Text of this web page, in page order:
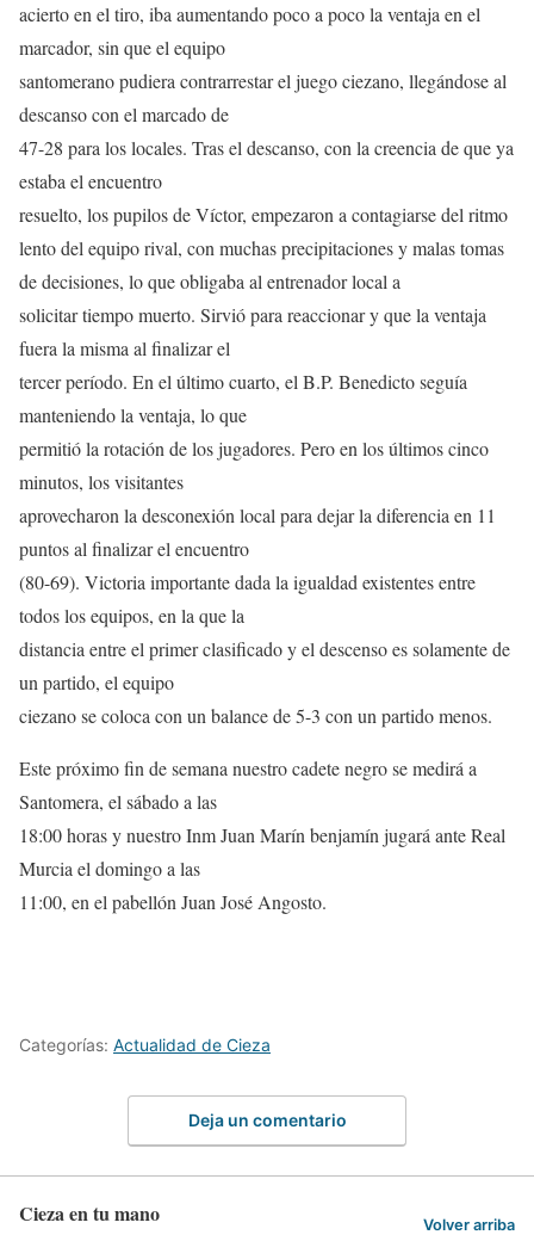
acierto en el tiro, iba aumentando poco a poco la ventaja en el
marcador, sin que el equipo
santomerano pudiera contrarrestar el juego ciezano, llegándose al
descanso con el marcado de
47-28 para los locales. Tras el descanso, con la creencia de que ya
estaba el encuentro
resuelto, los pupilos de Víctor, empezaron a contagiarse del ritmo
lento del equipo rival, con muchas precipitaciones y malas tomas
de decisiones, lo que obligaba al entrenador local a
solicitar tiempo muerto. Sirvió para reaccionar y que la ventaja
fuera la misma al finalizar el
tercer período. En el último cuarto, el B.P. Benedicto seguía
manteniendo la ventaja, lo que
permitió la rotación de los jugadores. Pero en los últimos cinco
minutos, los visitantes
aprovecharon la desconexión local para dejar la diferencia en 11
puntos al finalizar el encuentro
(80-69). Victoria importante dada la igualdad existentes entre
todos los equipos, en la que la
distancia entre el primer clasificado y el descenso es solamente de
un partido, el equipo
ciezano se coloca con un balance de 5-3 con un partido menos.
Este próximo fin de semana nuestro cadete negro se medirá a
Santomera, el sábado a las
18:00 horas y nuestro Inm Juan Marín benjamín jugará ante Real
Murcia el domingo a las
11:00, en el pabellón Juan José Angosto.
Categorías: Actualidad de Cieza
Deja un comentario
Cieza en tu mano Volver arriba